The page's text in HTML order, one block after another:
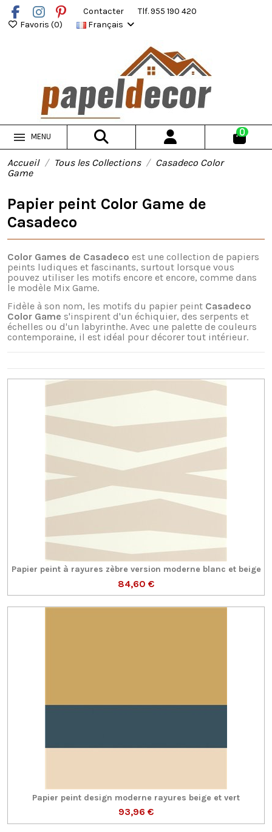
Contacter
Tlf. 955 190 420
Favoris (0) Français
MENU 0
Accueil Tous les Collections
Casadeco Color
Game
Papier peint Color Game de
Casadeco
Color Games de Casadeco est une collection de papiers
peints ludiques et fascinants, surtout lorsque vous
pouvez utiliser les motifs encore et encore, comme dans
le modèle Mix Game.
Fidèle à son nom, les motifs du papier peint Casadeco
Color Game s'inspirent d'un échiquier, des serpents et
échelles ou d'un labyrinthe. Avec une palette de couleurs
contemporaine, il est idéal pour décorer tout intérieur.
Papier peint à rayures zèbre version moderne blanc et beige
84,60 €
Papier peint design moderne rayures beige et vert
93,96 €